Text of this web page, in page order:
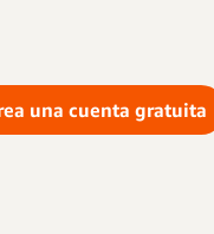
una cuenta gratuita